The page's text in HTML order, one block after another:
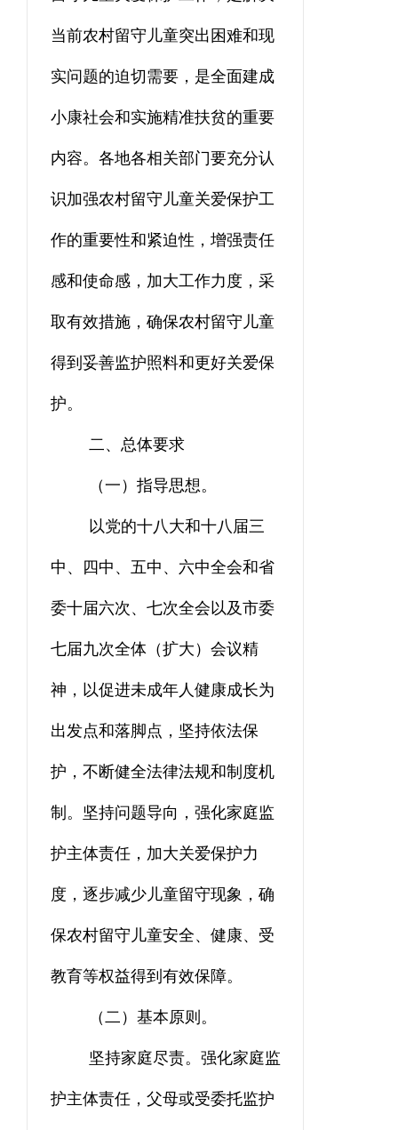
当前农村留守儿童突出困难和现
实问题的迫切需要，是全面建成
小康社会和实施精准扶贫的重要
内容。各地各相关部门要充分认
识加强农村留守儿童关爱保护工
作的重要性和紧迫性，增强责任
感和使命感，加大工作力度，采
取有效措施，确保农村留守儿童
得到妥善监护照料和更好关爱保
护。
二、总体要求
（一） 指导思想。
以党的十八大和十八届三
中、四中、五中 、六中全会和省
委十届六次、七次全会以及市委
七届九次全体（扩大）会议精
神 ，以促进未成年人健康成长为
出发点和落脚点，坚持依法保
护，不断健全法律法规和制度机
制 。 坚持问题导向，强化家庭监
护主体责任，加大关爱保护力
度，逐步减少儿童留守现象，确
保农村留守儿童安全、健康、受
教育等权益得到有效保障。
（二） 基本原则 。
坚持家庭尽责。强化家庭监
护主体责任，父母或受委托监护